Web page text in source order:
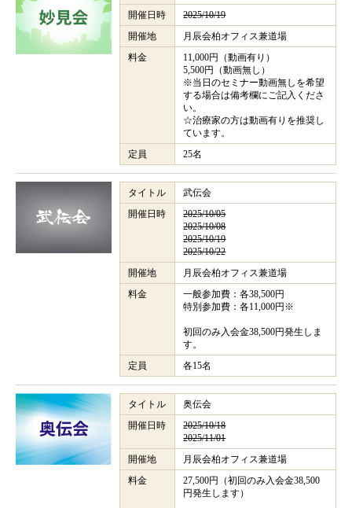
開催日時
2025/10/19
開催地
月辰会柏オフィス兼道場
料金
11,000円（動画有り）
5,500円（動画無し）
※当日のセミナー動画無しを希望
する場合は備考欄にご記入くださ
い。
☆治療家の方は動画有りを推奨し
ています。
定員
25名
タイトル
武伝会
開催日時
2025/10/05
2025/10/08
2025/10/19
2025/10/22
開催地
月辰会柏オフィス兼道場
料金
一般参加費：各38,500円
特別参加費：各11,000円※
初回のみ入会金38,500円発生しま
す。
定員
各15名
タイトル
奥伝会
開催日時
2025/10/18
2025/11/01
開催地
月辰会柏オフィス兼道場
料金
27,500円（初回のみ入会金38,500
円発生します）